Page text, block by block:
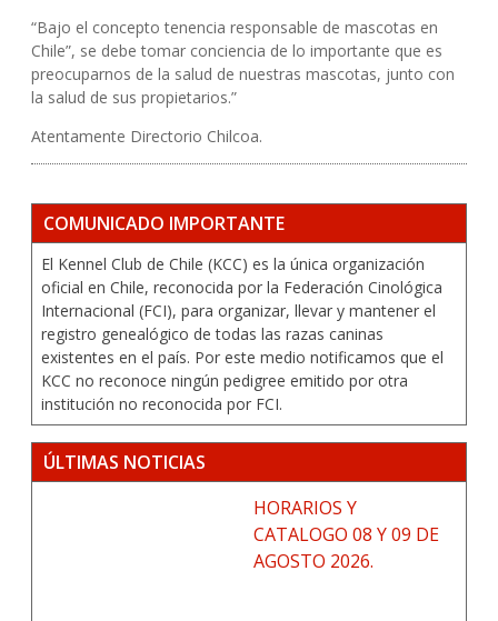
“Bajo el concepto tenencia responsable de mascotas en
Chile”, se debe tomar conciencia de lo importante que es
preocuparnos de la salud de nuestras mascotas, junto con
la salud de sus propietarios.”
Atentamente Directorio Chilcoa.
COMUNICADO IMPORTANTE
El Kennel Club de Chile (KCC) es la única organización
oficial en Chile, reconocida por la Federación Cinológica
Internacional (FCI), para organizar, llevar y mantener el
registro genealógico de todas las razas caninas
existentes en el país. Por este medio notificamos que el
KCC no reconoce ningún pedigree emitido por otra
institución no reconocida por FCI.
ÚLTIMAS NOTICIAS
HORARIOS Y
CATALOGO 08 Y 09 DE
AGOSTO 2026.